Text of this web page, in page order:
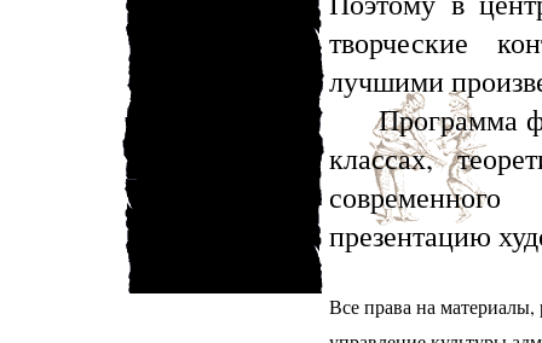
творческие
лучшими
Программа
классах,
презентацию
Все права на